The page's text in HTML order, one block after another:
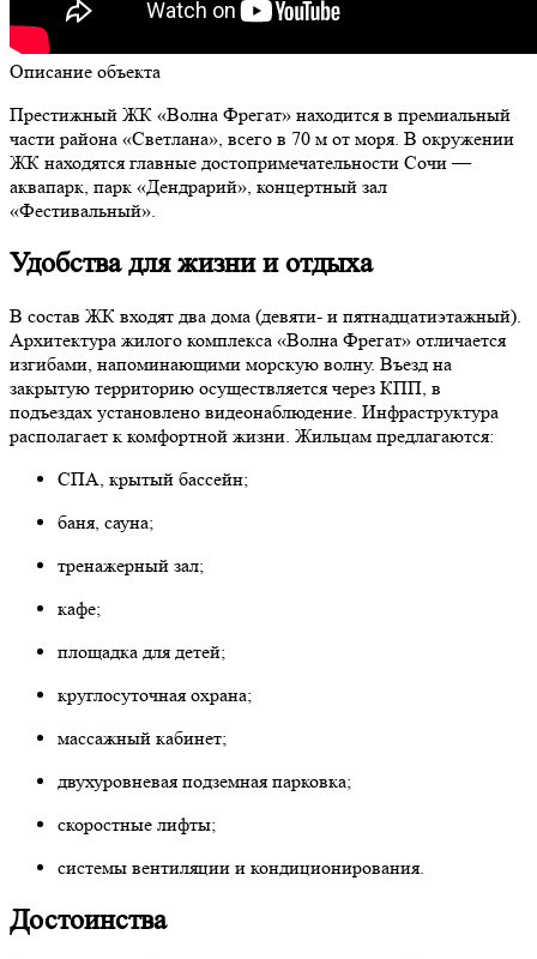
Описание объекта
Престижный ЖК «Волна Фрегат» находится в премиальный
части района «Светлана», всего в 70 м от моря. В окружении
ЖК находятся главные достопримечательности Сочи —
аквапарк, парк «Дендрарий», концертный зал
«Фестивальный».
Удобства для жизни и отдыха
В состав ЖК входят два дома (девяти- и пятнадцатиэтажный).
Архитектура жилого комплекса «Волна Фрегат» отличается
изгибами, напоминающими морскую волну. Въезд на
закрытую территорию осуществляется через КПП, в
подъездах установлено видеонаблюдение. Инфраструктура
располагает к комфортной жизни. Жильцам предлагаются:
СПА, крытый бассейн;
баня, сауна;
тренажерный зал;
кафе;
площадка для детей;
круглосуточная охрана;
массажный кабинет;
двухуровневая подземная парковка;
скоростные лифты;
системы вентиляции и кондиционирования.
Достоинства